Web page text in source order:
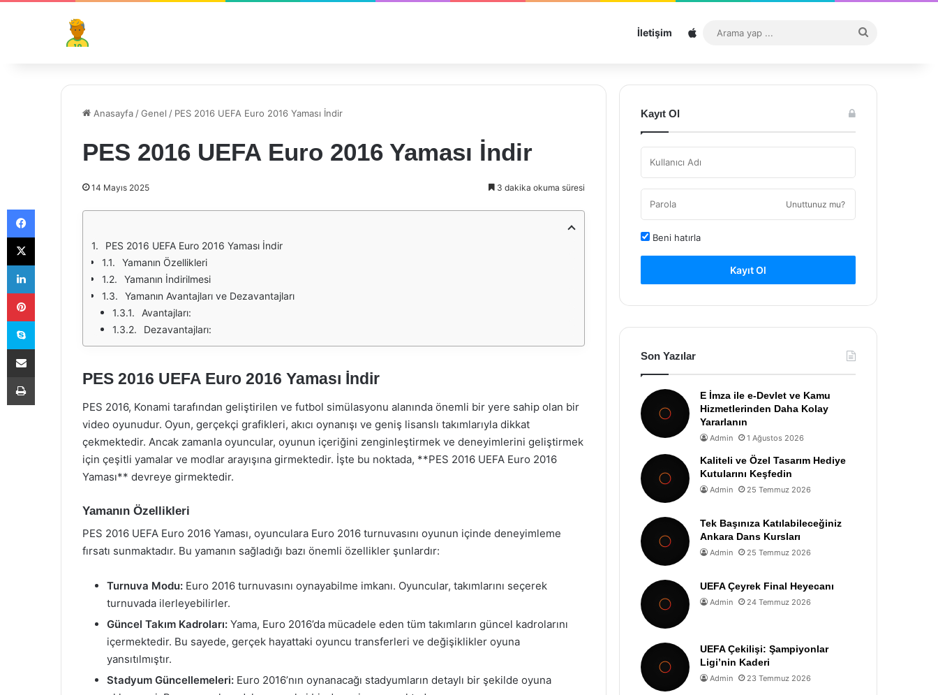
İletişim Sitemap
...
Anasayfa /Genel / PES 2016 UEFA Euro 2016 Yaması İndir
PES 2016 UEFA Euro 2016 Yaması İndir
14 Mayıs 2025 3 dakika okuma süresi
PES 2016 UEFA Euro 2016 Yaması İndir
Yamanın Özellikleri
Yamanın İndirilmesi
Yamanın Avantajları ve Dezavantajları
Avantajları:
Dezavantajları:
PES 2016 UEFA Euro 2016 Yaması İndir
PES 2016, Konami tarafından geliştirilen ve futbol simülasyonu alanında önemli bir yere sahip olan bir
video oyunudur. Oyun, gerçekçi grafikleri, akıcı oynanışı ve geniş lisanslı takımlarıyla dikkat
çekmektedir. Ancak zamanla oyuncular, oyunun içeriğini zenginleştirmek ve deneyimlerini geliştirmek
için çeşitli yamalar ve modlar arayışına girmektedir. İşte bu noktada, **PES 2016 UEFA Euro 2016
Yaması** devreye girmektedir.
Yamanın Özellikleri
PES 2016 UEFA Euro 2016 Yaması, oyunculara Euro 2016 turnuvasını oyunun içinde deneyimleme
fırsatı sunmaktadır. Bu yamanın sağladığı bazı önemli özellikler şunlardır:
Turnuva Modu: Euro 2016 turnuvasını oynayabilme imkanı. Oyuncular, takımlarını seçerek
turnuvada ilerleyebilirler.
Güncel Takım Kadroları: Yama, Euro 2016’da mücadele eden tüm takımların güncel kadrolarını
içermektedir. Bu sayede, gerçek hayattaki oyuncu transferleri ve değişiklikler oyuna
yansıtılmıştır.
Stadyum Güncellemeleri: Euro 2016’nın oynanacağı stadyumların detaylı bir şekilde oyuna
Kayıt Ol
Unuttunuz mu?
Beni hatırla
Kayıt Ol
Son Yazılar
E İmza ile e-Devlet ve Kamu
Hizmetlerinden Daha Kolay
Yararlanın
Admin 1 Ağustos 2026
Kaliteli ve Özel Tasarım Hediye
Kutularını Keşfedin
Admin 25 Temmuz 2026
Tek Başınıza Katılabileceğiniz
Ankara Dans Kursları
Admin 25 Temmuz 2026
UEFA Çeyrek Final Heyecanı
Admin 24 Temmuz 2026
UEFA Çekilişi: Şampiyonlar
Ligi’nin Kaderi
Admin 23 Temmuz 2026
Facebook
X
LinkedIn
Pinterest
Skype
E-Posta ile paylaş